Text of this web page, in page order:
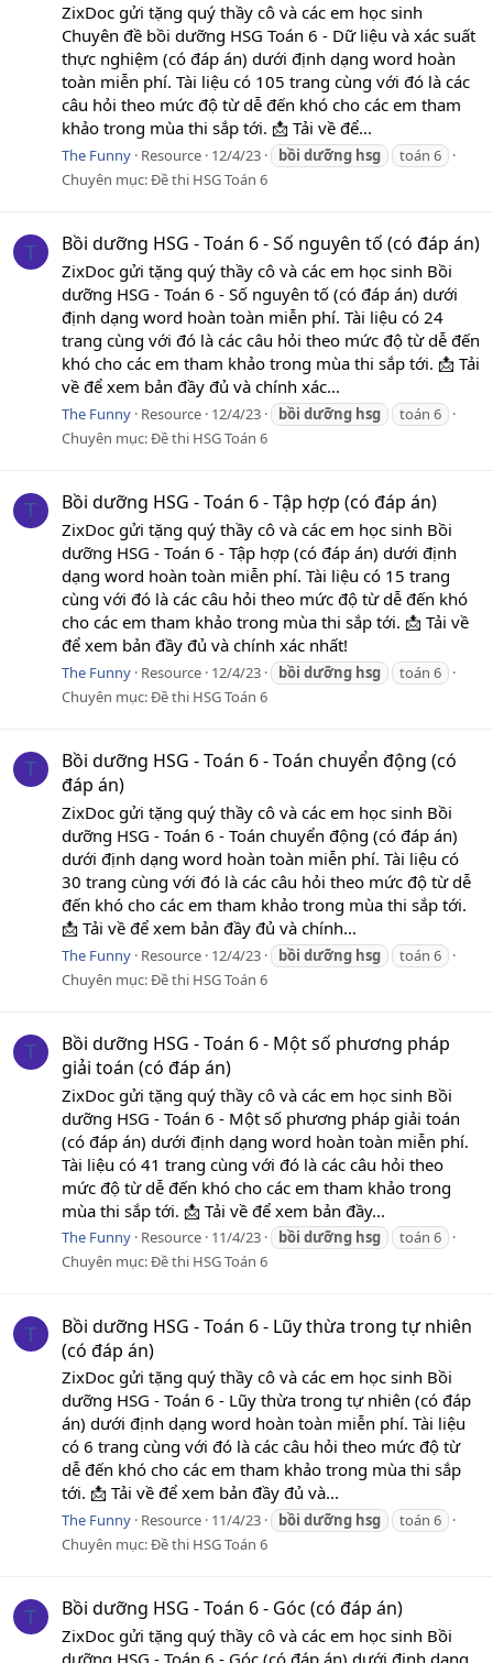
ZixDoc gửi tặng quý thầy cô và các em học sinh
Chuyên đề bồi dưỡng HSG Toán 6 - Dữ liệu và xác suất
thực nghiệm (có đáp án) dưới định dạng word hoàn
toàn miễn phí. Tài liệu có 105 trang cùng với đó là các
câu hỏi theo mức độ từ dễ đến khó cho các em tham
khảo trong mùa thi sắp tới. 📩 Tải về để...
The Funny Resource 12/4/23 bồi dưỡng hsg
toán 6
Chuyên mục:Đề thi HSG Toán 6
T Bồi dưỡng HSG - Toán 6 - Số nguyên tố (có đáp án)
ZixDoc gửi tặng quý thầy cô và các em học sinh Bồi
dưỡng HSG - Toán 6 - Số nguyên tố (có đáp án) dưới
định dạng word hoàn toàn miễn phí. Tài liệu có 24
trang cùng với đó là các câu hỏi theo mức độ từ dễ đến
khó cho các em tham khảo trong mùa thi sắp tới. 📩 Tải
về để xem bản đầy đủ và chính xác...
The Funny Resource 12/4/23 bồi dưỡng hsg
toán 6
Chuyên mục:Đề thi HSG Toán 6
T Bồi dưỡng HSG - Toán 6 - Tập hợp (có đáp án)
ZixDoc gửi tặng quý thầy cô và các em học sinh Bồi
dưỡng HSG - Toán 6 - Tập hợp (có đáp án) dưới định
dạng word hoàn toàn miễn phí. Tài liệu có 15 trang
cùng với đó là các câu hỏi theo mức độ từ dễ đến khó
cho các em tham khảo trong mùa thi sắp tới. 📩 Tải về
để xem bản đầy đủ và chính xác nhất!
The Funny Resource 12/4/23 bồi dưỡng hsg
toán 6
Chuyên mục:Đề thi HSG Toán 6
T
Bồi dưỡng HSG - Toán 6 - Toán chuyển động (có
đáp án)
ZixDoc gửi tặng quý thầy cô và các em học sinh Bồi
dưỡng HSG - Toán 6 - Toán chuyển động (có đáp án)
dưới định dạng word hoàn toàn miễn phí. Tài liệu có
30 trang cùng với đó là các câu hỏi theo mức độ từ dễ
đến khó cho các em tham khảo trong mùa thi sắp tới.
📩 Tải về để xem bản đầy đủ và chính...
The Funny Resource 12/4/23 bồi dưỡng hsg
toán 6
Chuyên mục:Đề thi HSG Toán 6
T
Bồi dưỡng HSG - Toán 6 - Một số phương pháp
giải toán (có đáp án)
ZixDoc gửi tặng quý thầy cô và các em học sinh Bồi
dưỡng HSG - Toán 6 - Một số phương pháp giải toán
(có đáp án) dưới định dạng word hoàn toàn miễn phí.
Tài liệu có 41 trang cùng với đó là các câu hỏi theo
mức độ từ dễ đến khó cho các em tham khảo trong
mùa thi sắp tới. 📩 Tải về để xem bản đầy...
The Funny Resource 11/4/23 bồi dưỡng hsg
toán 6
Chuyên mục:Đề thi HSG Toán 6
T
Bồi dưỡng HSG - Toán 6 - Lũy thừa trong tự nhiên
(có đáp án)
ZixDoc gửi tặng quý thầy cô và các em học sinh Bồi
dưỡng HSG - Toán 6 - Lũy thừa trong tự nhiên (có đáp
án) dưới định dạng word hoàn toàn miễn phí. Tài liệu
có 6 trang cùng với đó là các câu hỏi theo mức độ từ
dễ đến khó cho các em tham khảo trong mùa thi sắp
tới. 📩 Tải về để xem bản đầy đủ và...
The Funny Resource 11/4/23 bồi dưỡng hsg
toán 6
Chuyên mục:Đề thi HSG Toán 6
T Bồi dưỡng HSG - Toán 6 - Góc (có đáp án)
ZixDoc gửi tặng quý thầy cô và các em học sinh Bồi